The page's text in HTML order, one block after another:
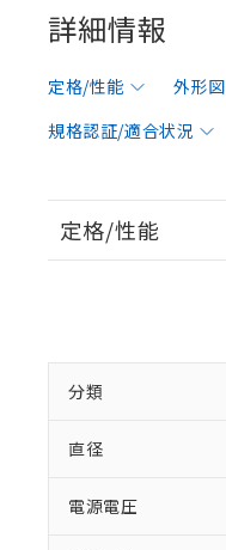
詳細情報
定格/性能 外形図
規格認証/適合状況
定格/性能
分類
直径
電源電圧